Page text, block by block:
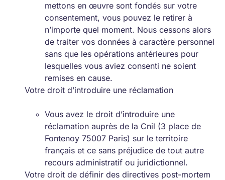
mettons en œuvre sont fondés sur votre
consentement, vous pouvez le retirer à
n’importe quel moment. Nous cessons alors
de traiter vos données à caractère personnel
sans que les opérations antérieures pour
lesquelles vous aviez consenti ne soient
remises en cause.
Votre droit d’introduire une réclamation
Vous avez le droit d’introduire une
réclamation auprès de la Cnil (3 place de
Fontenoy 75007 Paris) sur le territoire
français et ce sans préjudice de tout autre
recours administratif ou juridictionnel.
Votre droit de définir des directives post-mortem